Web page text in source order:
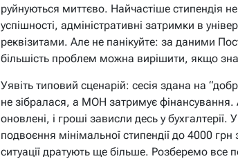
руйнуються миттєво. Найчастіше стипендія
успішності, адміністративні затримки в
реквізитами. Але не панікуйте: за даними
більшість проблем можна вирішити, якщо
Уявіть типовий сценарій: сесія здана на
не зібралася, а МОН затримує фінансування.
оновлені, і гроші зависли десь у
подвоєння мінімальної стипендії до 4000
ситуації дратують ще більше. Розберемо все